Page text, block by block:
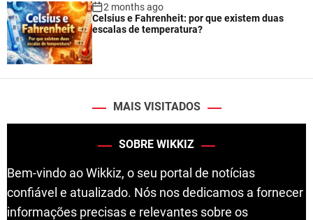
2 months ago
Celsius e Fahrenheit: por que existem duas
escalas de temperatura?
MAIS VISITADOS
SOBRE WIKKIZ
Bem-vindo ao Wikkiz, o seu portal de notícias
confiável e atualizado. Nós nos dedicamos a fornecer
informações precisas e relevantes sobre os